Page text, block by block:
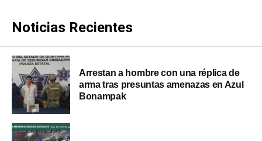
Noticias Recientes
Arrestan a hombre con una réplica de
arma tras presuntas amenazas en Azul
Bonampak